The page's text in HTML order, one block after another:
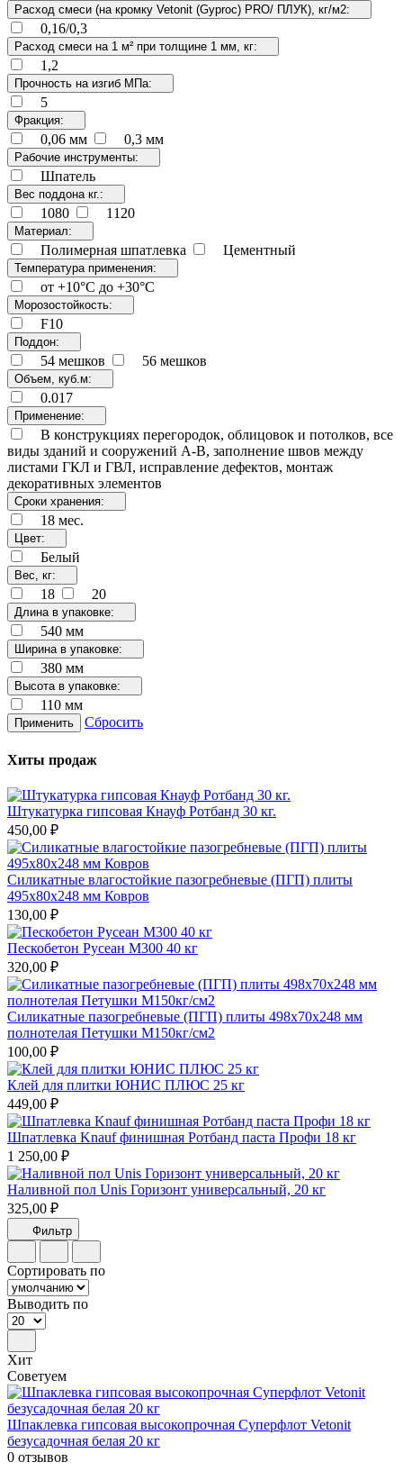
Расход смеси (на кромку Vetonit (Gyproc) PRO/ ПЛУК), кг/м2:
0,16/0,3
Расход смеси на 1 м² при толщине 1 мм, кг:
1,2
Прочность на изгиб МПа:
5
Фракция:
0,06 мм 0,3 мм
Рабочие инструменты:
Шпатель
Вес поддона кг.:
1080 1120
Материал:
Полимерная шпатлевка Цементный
Температура применения:
от +10°C до +30°C
Морозостойкость:
F10
Поддон:
54 мешков 56 мешков
Объем, куб.м:
0.017
Применение:
В конструкциях перегородок, облицовок и потолков, все
виды зданий и сооружений А-В, заполнение швов между
листами ГКЛ и ГВЛ, исправление дефектов, монтаж
декоративных элементов
Сроки хранения:
18 мес.
Цвет:
Белый
Вес, кг:
18 20
Длина в упаковке:
540 мм
Ширина в упаковке:
380 мм
Высота в упаковке:
110 мм
Применить Сбросить
Хиты продаж
Штукатурка гипсовая Кнауф Ротбанд 30 кг.
450,00 ₽
Силикатные влагостойкие пазогребневые (ПГП) плиты
495х80х248 мм Ковров
130,00 ₽
Пескобетон Русеан М300 40 кг
320,00 ₽
Силикатные пазогребневые (ПГП) плиты 498х70х248 мм
полнотелая Петушки М150кг/см2
100,00 ₽
Клей для плитки ЮНИС ПЛЮС 25 кг
449,00 ₽
Шпатлевка Knauf финишная Ротбанд паста Профи 18 кг
1 250,00 ₽
Наливной пол Unis Горизонт универсальный, 20 кг
325,00 ₽
Фильтр
Сортировать по
Выводить по
Хит
Советуем
Шпаклевка гипсовая высокопрочная Суперфлот Vetonit
безусадочная белая 20 кг
0 отзывов